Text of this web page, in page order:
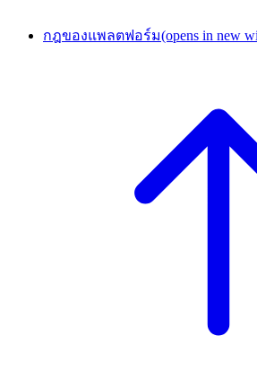
กฎของแพลตฟอร์ม(opens in new